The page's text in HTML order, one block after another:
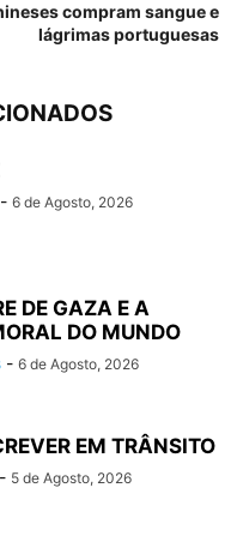
compram sangue e
lágrimas portuguesas
- 6 de Agosto, 2026
DE GAZA E A
DO MUNDO
- 6 de Agosto, 2026
EM TRÂNSITO
- 5 de Agosto, 2026